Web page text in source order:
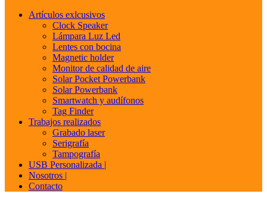
Artículos exlcusivos
Clock Speaker
Lámpara Luz Led
Lentes con bocina
Magnetic holder
Monitor de calidad de aire
Solar Pocket Powerbank
Solar Powerbank
Smartwatch y audífonos
Tag Finder
Trabajos realizados
Grabado laser
Serigrafía
Tampografía
USB Personalizada |
Nosotros |
Contacto